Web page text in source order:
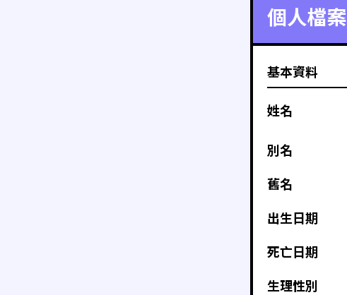
個人檔案
基本資料
姓名
別名
舊名
出生日期
死亡日期
生理性別